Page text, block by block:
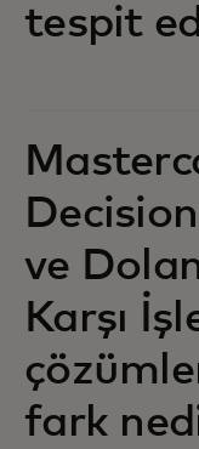
tespit
ve
Karşı
fark